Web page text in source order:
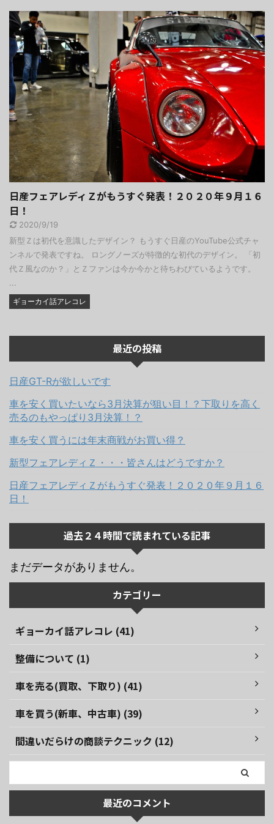
日産フェアレディＺがもうすぐ発表！２０２０年９月１６
日！
2020/9/19
新型Ｚは初代を意識したデザイン？ もうすぐ日産のYouTube公式チャ
ンネルで発表ですね。 ロングノーズが特徴的な初代のデザイン。 「初
代Ｚ風なのか？」とＺファンは今か今かと待ちわびているようです。
...
ギョーカイ話アレコレ
最近の投稿
日産GT-Rが欲しいです
車を安く買いたいなら3月決算が狙い目！？下取りを高く
売るのもやっぱり3月決算！？
車を安く買うには年末商戦がお買い得？
新型フェアレディＺ・・・皆さんはどうですか？
日産フェアレディＺがもうすぐ発表！２０２０年９月１６
日！
過去２４時間で読まれている記事
まだデータがありません。
カテゴリー
ギョーカイ話アレコレ (41)
整備について (1)
車を売る(買取、下取り) (41)
車を買う(新車、中古車) (39)
間違いだらけの商談テクニック (12)
最近のコメント